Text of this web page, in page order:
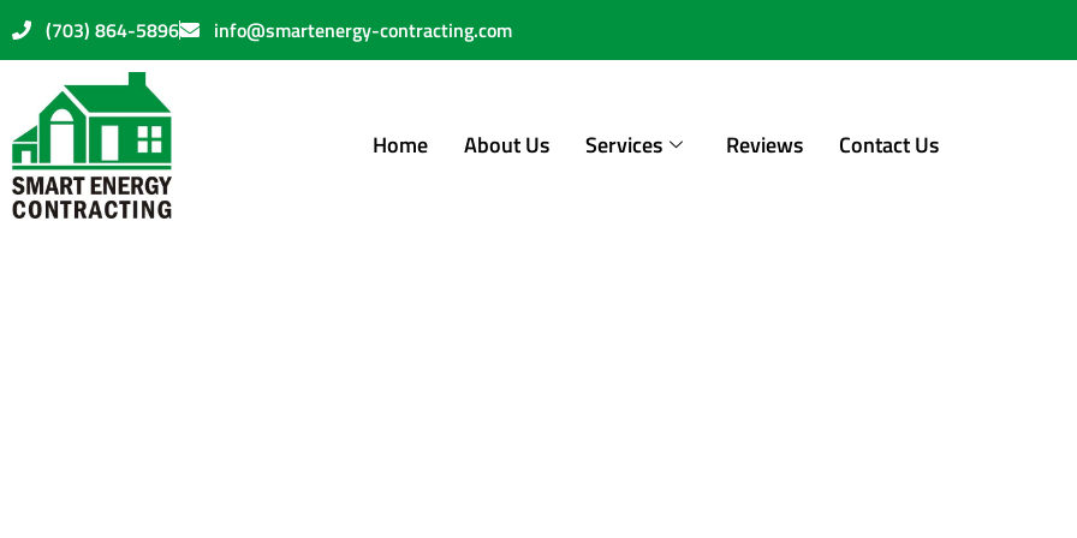
(703) 864-5896 info@smartenergy-contracting.com
Home About Us Services Reviews Contact Us